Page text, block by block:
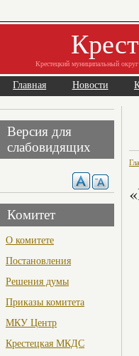
Крестецкий муниципальный
Главная Новости
Версия для
слабовидящих
Комитет
О комитете
Постановления
Решения думы
Приказы комитета
МКУ Центр
Крестецкая МКДС